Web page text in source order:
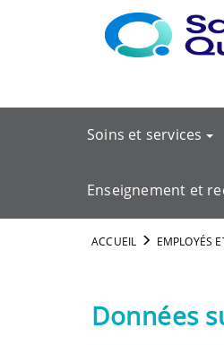
Aller au menu principal
Soins et services
Enseignement et
ACCUEIL EMPLOYÉS
Données